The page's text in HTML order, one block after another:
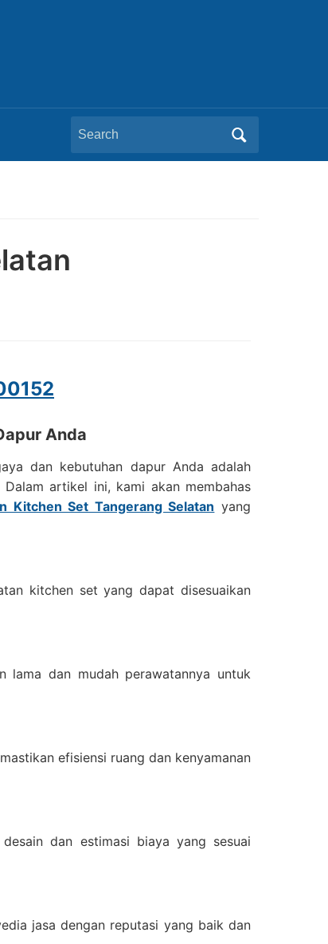
Search
for:
Anda
dan kebutuhan dapur Anda adalah
artikel ini, kami akan membahas
Kitchen Set Tangerang Selatan yang
kitchen set yang dapat disesuaikan
lama dan mudah perawatannya untuk
efisiensi ruang dan kenyamanan
dan estimasi biaya yang sesuai
jasa dengan reputasi yang baik dan